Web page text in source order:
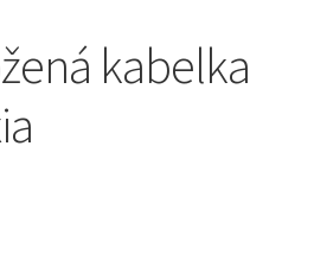
kabelka